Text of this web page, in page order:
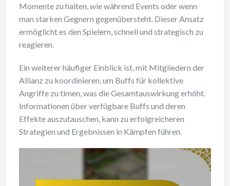
Momente zu halten, wie während Events oder wenn
man starken Gegnern gegenübersteht. Dieser Ansatz
ermöglicht es den Spielern, schnell und strategisch zu
reagieren.
Ein weiterer häufiger Einblick ist, mit Mitgliedern der
Allianz zu koordinieren, um Buffs für kollektive
Angriffe zu timen, was die Gesamtauswirkung erhöht.
Informationen über verfügbare Buffs und deren
Effekte auszutauschen, kann zu erfolgreicheren
Strategien und Ergebnissen in Kämpfen führen.